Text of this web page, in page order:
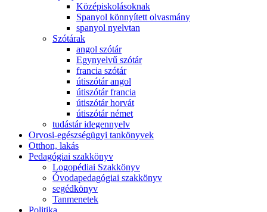
Középiskolásoknak
Spanyol könnyített olvasmány
spanyol nyelvtan
Szótárak
angol szótár
Egynyelvű szótár
francia szótár
útiszótár angol
útiszótár francia
útiszótár horvát
útiszótár német
tudástár idegennyelv
Orvosi-egészségügyi tankönyvek
Otthon, lakás
Pedagógiai szakkönyv
Logopédiai Szakkönyv
Óvodapedagógiai szakkönyv
segédkönyv
Tanmenetek
Politika